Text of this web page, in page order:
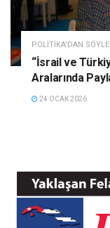
POLITIKA'DAN
“İsrail ve
Aralarında
24 OCAK 2026